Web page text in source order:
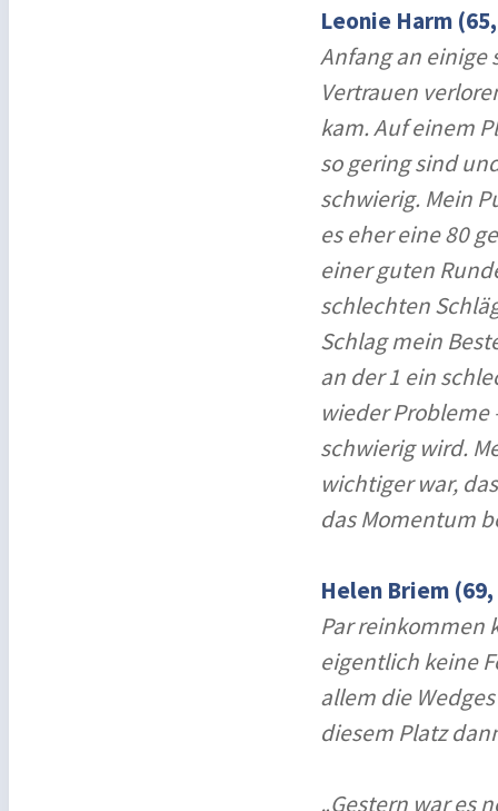
Leonie Harm
Anfang an einige
Vertrauen
kam. Auf einem
so gering sind
schwierig. Mein
es eher eine 80
einer guten
schlechten
Schlag mein
an der 1 ein
wieder Probleme
schwierig wird.
wichtiger war,
das Momentum
Helen Briem
Par reinkommen
eigentlich keine
allem die
diesem Platz
„Gestern war es